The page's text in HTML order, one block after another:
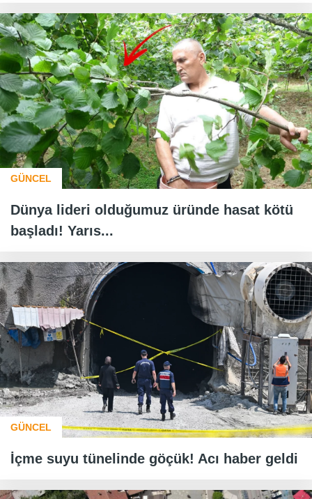
GÜNCEL
Dünya lideri olduğumuz üründe hasat kötü
başladı! Yarıs...
GÜNCEL
İçme suyu tünelinde göçük! Acı haber geldi